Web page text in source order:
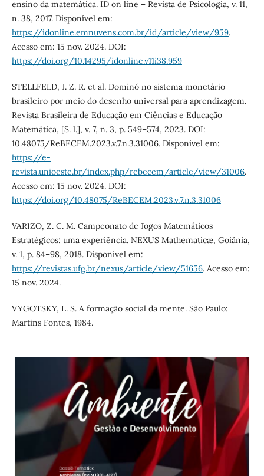
ensino da matemática. ID on line – Revista de Psicologia, v. 11,
n. 38, 2017. Disponível em:
https://idonline.emnuvens.com.br/id/article/view/959.
Acesso em: 15 nov. 2024. DOI:
https://doi.org/10.14295/idonline.v11i38.959
STELLFELD, J. Z. R. et al. Dominó no sistema monetário
brasileiro por meio do desenho universal para aprendizagem.
Revista Brasileira de Educação em Ciências e Educação
Matemática, [S. l.], v. 7, n. 3, p. 549–574, 2023. DOI:
10.48075/ReBECEM.2023.v.7.n.3.31006. Disponível em:
https://e-
revista.unioeste.br/index.php/rebecem/article/view/31006.
Acesso em: 15 nov. 2024. DOI:
https://doi.org/10.48075/ReBECEM.2023.v.7.n.3.31006
VARIZO, Z. C. M. Campeonato de Jogos Matemáticos
Estratégicos: uma experiência. NEXUS Mathematicæ, Goiânia,
v. 1, p. 84–98, 2018. Disponível em:
https://revistas.ufg.br/nexus/article/view/51656. Acesso em:
15 nov. 2024.
VYGOTSKY, L. S. A formação social da mente. São Paulo:
Martins Fontes, 1984.